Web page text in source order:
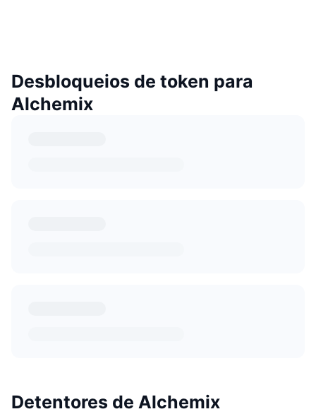
Desbloqueios de token para
Alchemix
Detentores de Alchemix